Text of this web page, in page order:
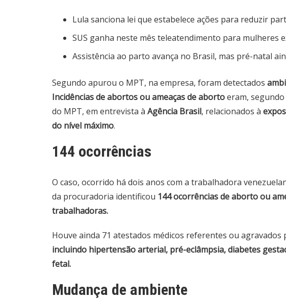
Lula sanciona lei que estabelece ações para reduzir
SUS ganha neste mês teleatendimento para mulheres
Assistência ao parto avança no Brasil, mas pré-natal
Segundo apurou o MPT, na empresa, foram detectados
Incidências de abortos ou ameaças de abortoeram,
do MPT, em entrevista à Agência Brasil, relacionados à
do nível máximo.
144 ocorrências
O caso, ocorrido há dois anos com a trabalhadora
da procuradoria identificou 144 ocorrências de aborto ou
trabalhadoras.
Houve ainda 71 atestados médicos referentes ou agravados
incluindo hipertensão arterial, pré-eclâmpsia, diabetes
fetal.
Mudança de ambiente